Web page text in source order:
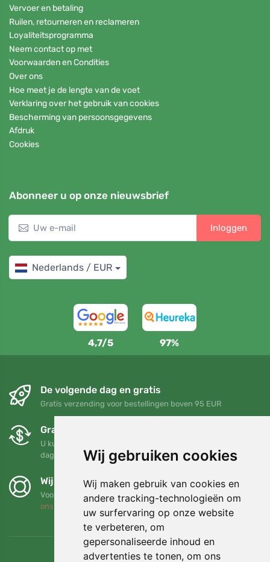
Wij gebruiken cookies
Wij maken gebruik van cookies en
andere tracking-technologieën om
uw surfervaring op onze website
te verbeteren, om
gepersonaliseerde inhoud en
advertenties te tonen, om ons
Vervoer en betaling
Ruilen, retourneren en reclameren
Loyaliteitsprogramma
Neem contact op met
Voorwaarden en Condities
Over ons
Hoe meet je de lengte van de voet
Verklaring over het gebruik van cookies
Bescherming van persoonsgegevens
Afdruk
Cookies
Abonneer u op onze nieuwsbrief
Inloggen
Nederlands / EUR
4,7/5 97%
De volgende dag en gratis
Gratis verzending voor bestellingen boven 95 EUR
Gratis ruilen en retourneren
U kunt uw bestelling op elk gewenst moment binnen 90
dagen retourneren of ruilen
Wij steunen Trees.org
Voor elke bestelling planten we een boom! Lees meer Over
ons